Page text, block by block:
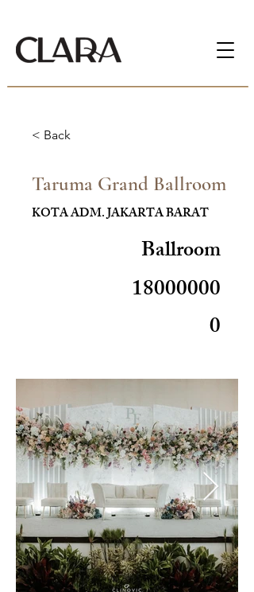
< Back
Taruma Grand Ballroom
KOTA ADM. JAKARTA BARAT
Ballroom
18000000
0